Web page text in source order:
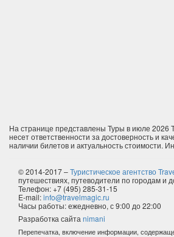
На странице представлены Туры в июле 2026
несет ответственности за достоверность и
наличии билетов и актуальность стоимости.
© 2014-2017 –Туристическое агентство
путешествиях, путеводители по городам и
Телефон: +7 (495) 285-31-15
E-mail:info@travelmagic.ru
Часы работы: ежедневно, с 9:00 до 22:00
Разработка сайта nimani
Перепечатка, включение информации,